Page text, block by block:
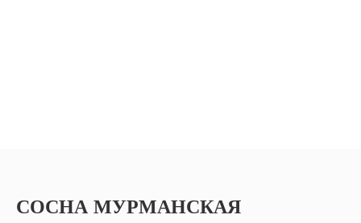
СОСНА МУРМАНСКАЯ